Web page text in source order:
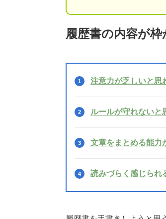
履歴書の内容が
注意力が乏しいと思
ルールが守れないと
文章をまとめる能力
読みづらく感じられ